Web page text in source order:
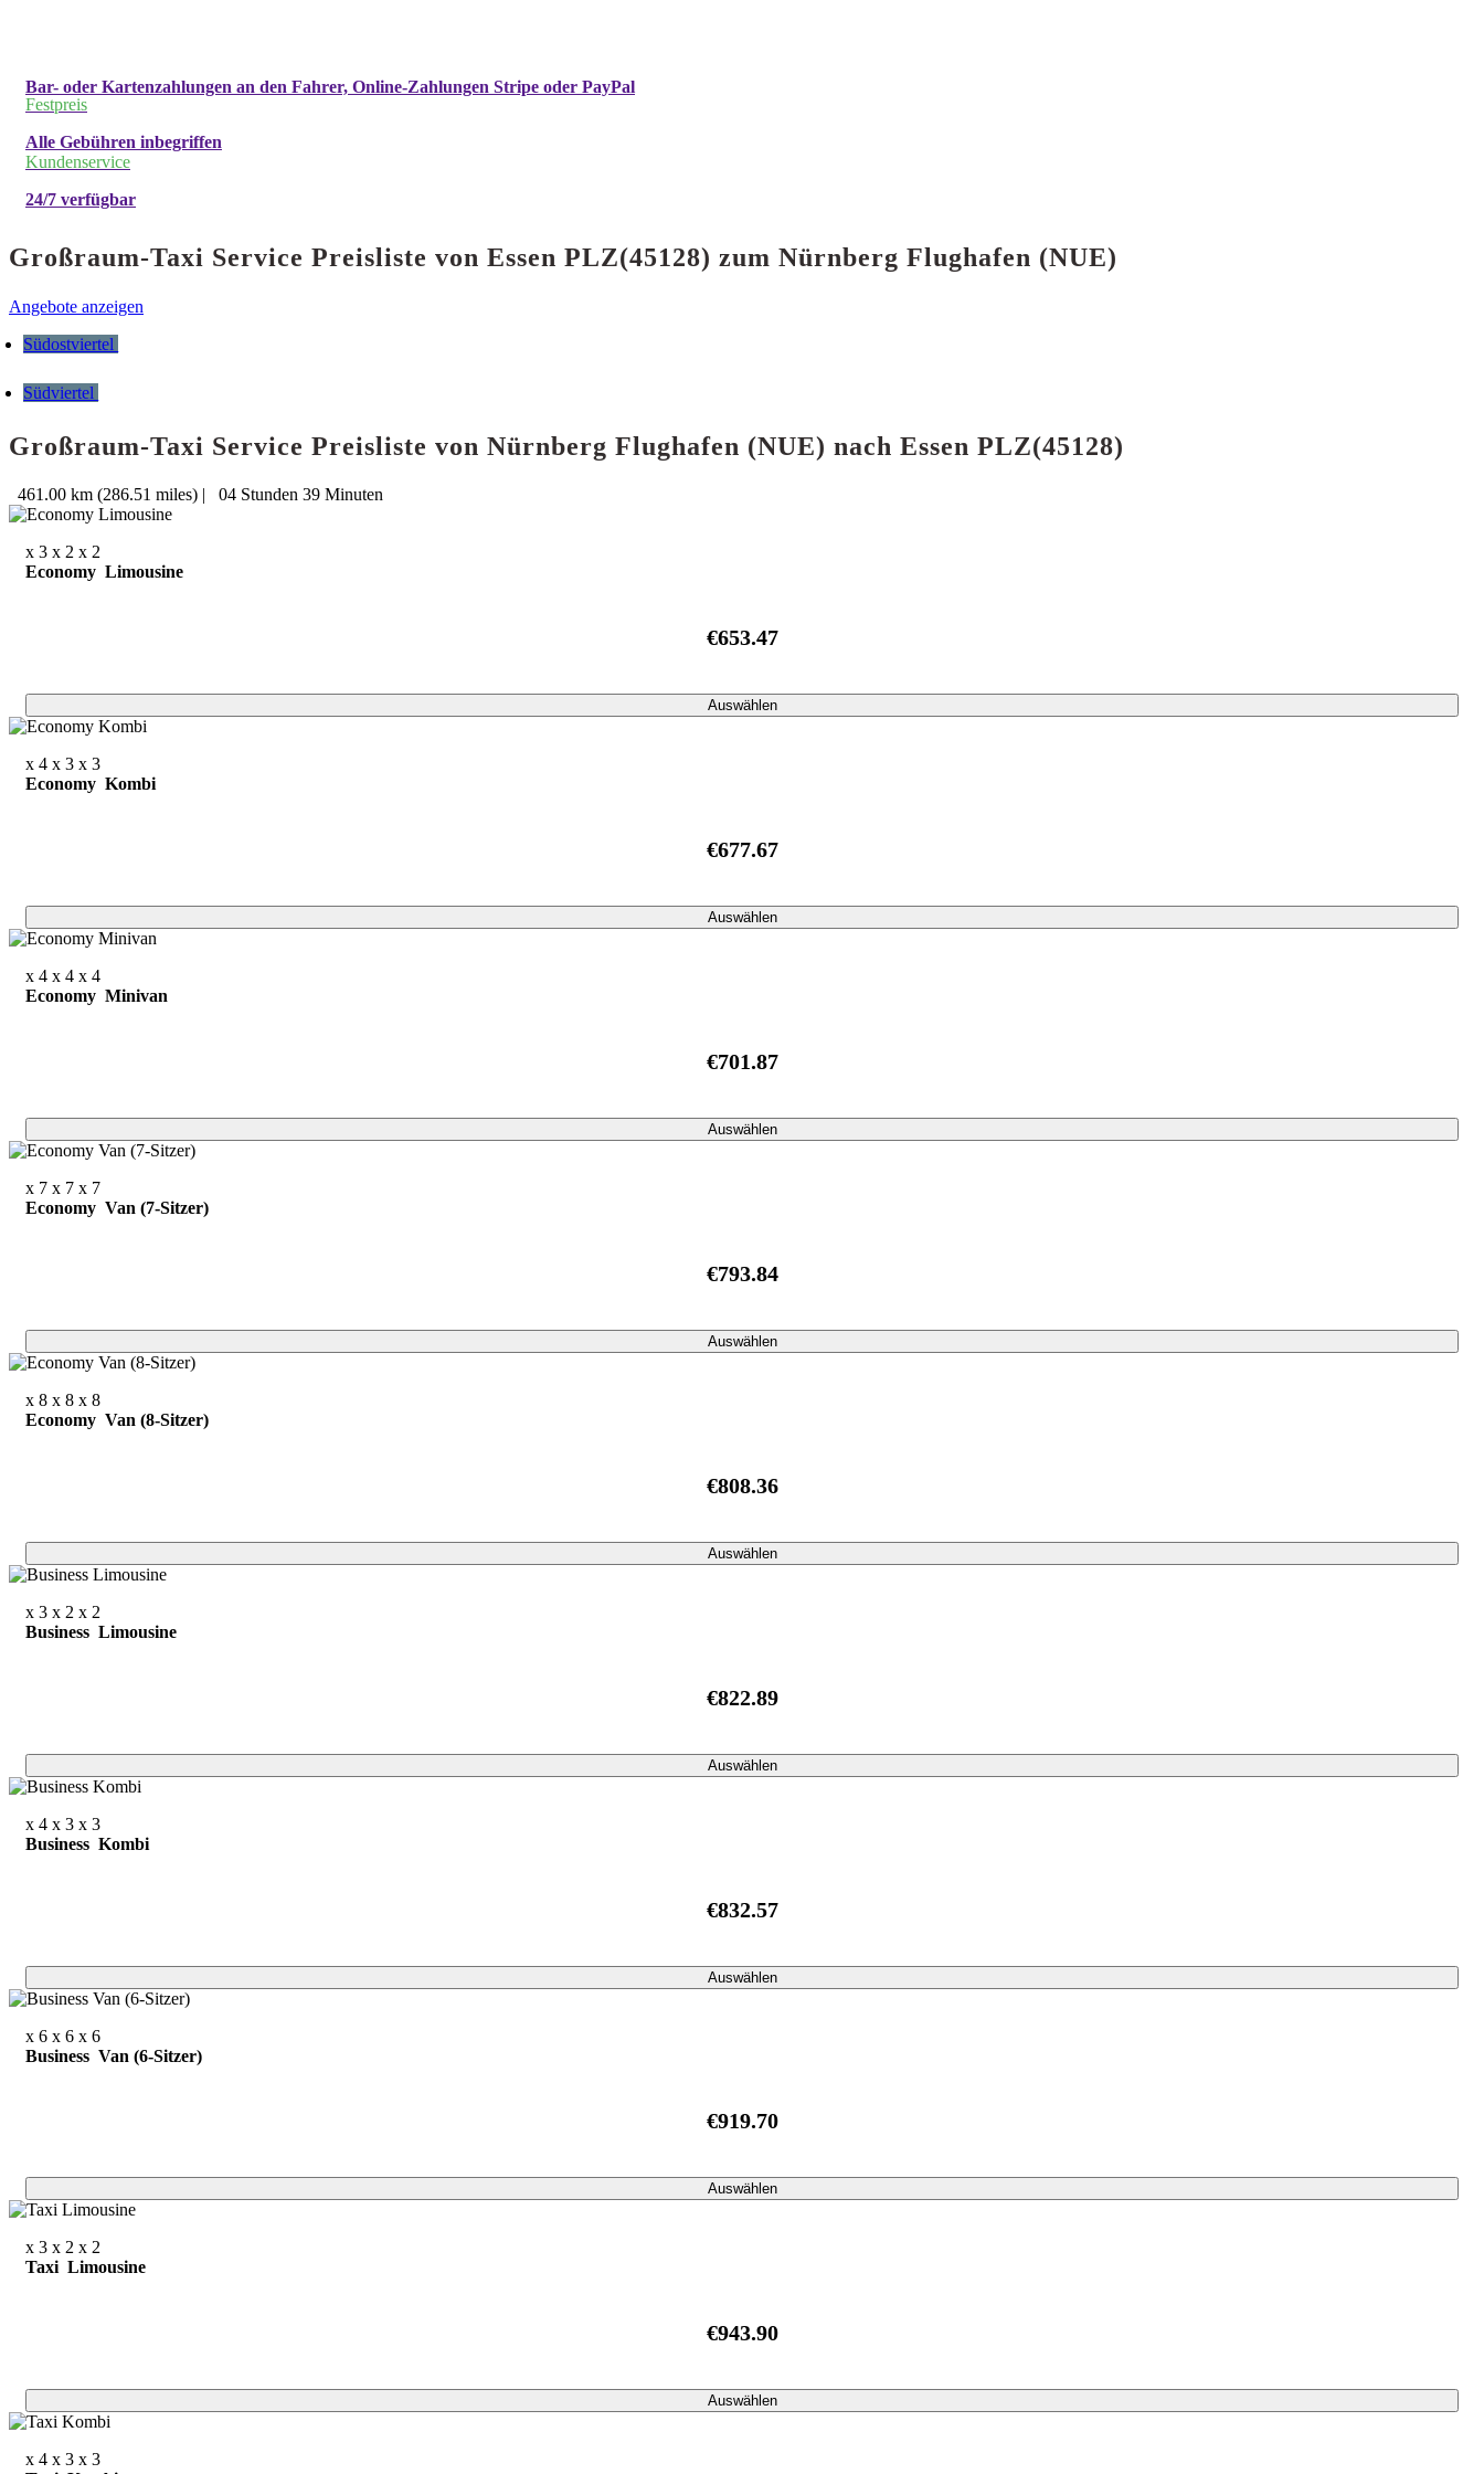
Bar- oder Kartenzahlungen an den Fahrer, Online-Zahlungen Stripe oder PayPal
Festpreis
Alle Gebühren inbegriffen
Kundenservice
24/7 verfügbar
Großraum-Taxi Service Preisliste von Essen PLZ(45128) zum Nürnberg Flughafen (NUE)
Angebote anzeigen
Südostviertel
Südviertel
Großraum-Taxi Service Preisliste von Nürnberg Flughafen (NUE) nach Essen PLZ(45128)
461.00 km (286.51 miles) | 04 Stunden 39 Minuten
x 3 x 2 x 2
Economy Limousine
€653.47
Auswählen
x 4 x 3 x 3
Economy Kombi
€677.67
Auswählen
x 4 x 4 x 4
Economy Minivan
€701.87
Auswählen
x 7 x 7 x 7
Economy Van (7-Sitzer)
€793.84
Auswählen
x 8 x 8 x 8
Economy Van (8-Sitzer)
€808.36
Auswählen
x 3 x 2 x 2
Business Limousine
€822.89
Auswählen
x 4 x 3 x 3
Business Kombi
€832.57
Auswählen
x 6 x 6 x 6
Business Van (6-Sitzer)
€919.70
Auswählen
x 3 x 2 x 2
Taxi Limousine
€943.90
Auswählen
x 4 x 3 x 3